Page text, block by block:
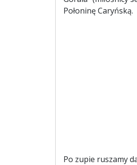
Połoninę Caryńską.
Po zupie ruszamy